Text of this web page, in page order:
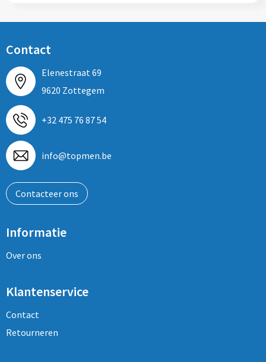
Contact
Elenestraat 69
9620 Zottegem
+32 475 76 87 54
info@topmen.be
Contacteer ons
Informatie
Over ons
Klantenservice
Contact
Retourneren